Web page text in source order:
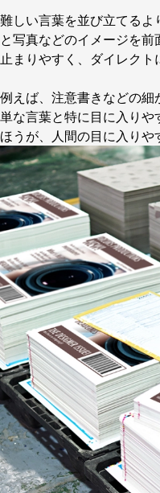
難しい言葉を並び立てる
と写真などのイメージを
止まりやすく、ダイレクト
例えば、注意書きなどの
単な言葉と特に目に入り
ほうが、人間の目に入りや